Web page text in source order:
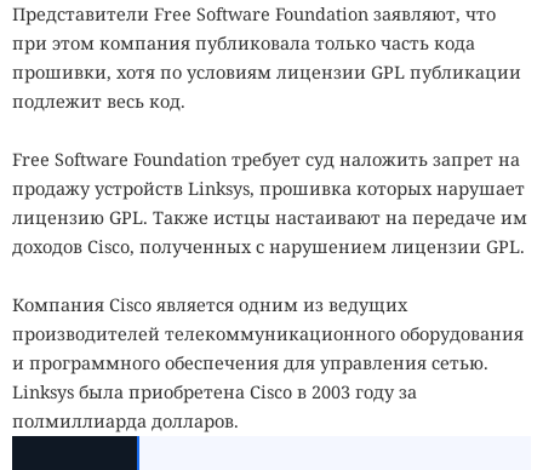
Представители Free Software Foundation заявляют, что
при этом компания публиковала только часть кода
прошивки, хотя по условиям лицензии GPL публикации
подлежит весь код.
Free Software Foundation требует суд наложить запрет на
продажу устройств Linksys, прошивка которых нарушает
лицензию GPL. Также истцы настаивают на передаче им
доходов Cisco, полученных с нарушением лицензии GPL.
Компания Cisco является одним из ведущих
производителей телекоммуникационного оборудования
и программного обеспечения для управления сетью.
Linksys была приобретена Cisco в 2003 году за
полмиллиарда долларов.